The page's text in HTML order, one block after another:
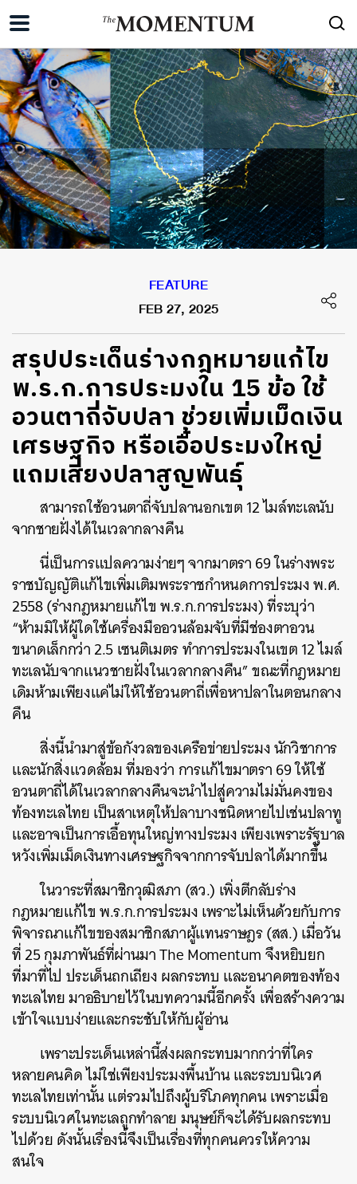
FEATURE
FEB 27, 2025
สรุปประเด็นร่างกฎหมายแก้ไข
พ.ร.ก.การประมงใน 15 ข้อ ใช้
อวนตาถี่จับปลา ช่วยเพิ่มเม็ดเงิน
เศรษฐกิจ หรือเอื้อประมงใหญ่
แถมเสี่ยงปลาสูญพันธุ์
สามารถใช้อวนตาถี่จับปลานอกเขต 12 ไมล์ทะเลนับ
จากชายฝั่งได้ในเวลากลางคืน
นี่เป็นการแปลความง่ายๆ จากมาตรา 69 ในร่างพระ
ราชบัญญัติแก้ไขเพิ่มเติมพระราชกำหนดการประมง พ.ศ.
2558 (ร่างกฎหมายแก้ไข พ.ร.ก.การประมง) ที่ระบุว่า
“ห้ามมิให้ผู้ใดใช้เครื่องมืออวนล้อมจับที่มีช่องตาอวน
ขนาดเล็กกว่า 2.5 เซนติเมตร ทำการประมงในเขต 12 ไมล์
ทะเลนับจากแนวชายฝั่งในเวลากลางคืน” ขณะที่กฎหมาย
เดิมห้ามเพียงแค่ไม่ให้ใช้อวนตาถี่เพื่อหาปลาในตอนกลาง
คืน
สิ่งนี้นำมาสู่ข้อกังวลของเครือข่ายประมง นักวิชาการ
และนักสิ่งแวดล้อม ที่มองว่า การแก้ไขมาตรา 69 ให้ใช้
อวนตาถี่ได้ในเวลากลางคืนจะนำไปสู่ความไม่มั่นคงของ
ท้องทะเลไทย เป็นสาเหตุให้ปลาบางชนิดหายไปเช่นปลาทู
และอาจเป็นการเอื้อทุนใหญ่ทางประมง เพียงเพราะรัฐบาล
หวังเพิ่มเม็ดเงินทางเศรษฐกิจจากการจับปลาได้มากขึ้น
ในวาระที่สมาชิกวุฒิสภา (สว.) เพิ่งตีกลับร่าง
กฎหมายแก้ไข พ.ร.ก.การประมง เพราะไม่เห็นด้วยกับการ
พิจารณาแก้ไขของสมาชิกสภาผู้แทนราษฎร (สส.) เมื่อวัน
ที่ 25 กุมภาพันธ์ที่ผ่านมา The Momentum จึงหยิบยก
ที่มาที่ไป ประเด็นถกเถียง ผลกระทบ และอนาคตของท้อง
ทะเลไทย มาอธิบายไว้ในบทความนี้อีกครั้ง เพื่อสร้างความ
เข้าใจแบบง่ายและกระชับให้กับผู้อ่าน
เพราะประเด็นเหล่านี้ส่งผลกระทบมากกว่าที่ใคร
หลายคนคิด ไม่ใช่เพียงประมงพื้นบ้าน และระบบนิเวศ
ทะเลไทยเท่านั้น แต่รวมไปถึงผู้บริโภคทุกคน เพราะเมื่อ
ระบบนิเวศในทะเลถูกทำลาย มนุษย์ก็จะได้รับผลกระทบ
ไปด้วย ดังนั้นเรื่องนี้จึงเป็นเรื่องที่ทุกคนควรให้ความ
สนใจ